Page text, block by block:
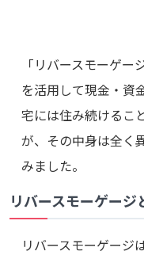
「リバースモーゲ
を活用して現金・資
宅には住み続けるこ
が、その中身は全く
みました。
リバースモーゲージ
リバースモーゲージは